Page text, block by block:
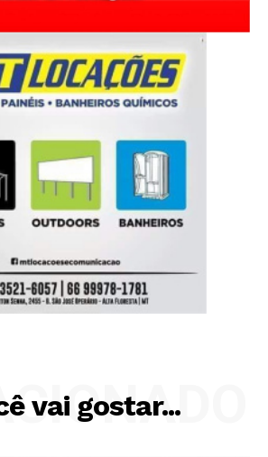
vai gostar...